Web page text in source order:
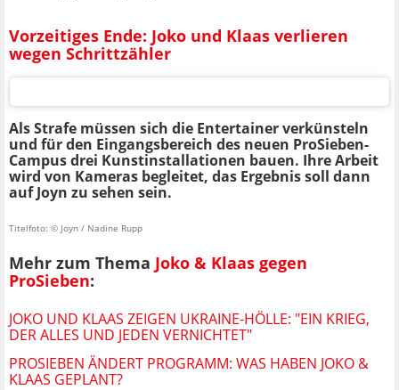
Vorzeitiges Ende: Joko und Klaas verlieren
wegen Schrittzähler
Als Strafe müssen sich die Entertainer verkünsteln
und für den Eingangsbereich des neuen ProSieben-
Campus drei Kunstinstallationen bauen. Ihre Arbeit
wird von Kameras begleitet, das Ergebnis soll dann
auf Joyn zu sehen sein.
Titelfoto: © Joyn / Nadine Rupp
Mehr zum Thema Joko & Klaas gegen
ProSieben:
JOKO UND KLAAS ZEIGEN UKRAINE-HÖLLE: "EIN KRIEG,
DER ALLES UND JEDEN VERNICHTET"
PROSIEBEN ÄNDERT PROGRAMM: WAS HABEN JOKO &
KLAAS GEPLANT?